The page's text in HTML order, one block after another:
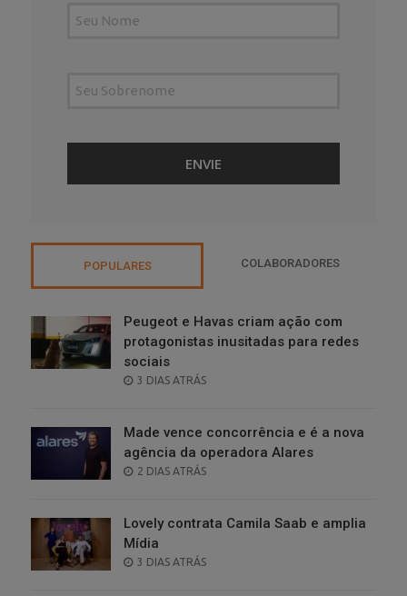
POPULARES COLABORADORES
Peugeot e Havas criam ação com
protagonistas inusitadas para redes
sociais
POSTED
3 DIAS ATRÁS
Made vence concorrência e é a nova
agência da operadora Alares
POSTED
2 DIAS ATRÁS
Lovely contrata Camila Saab e amplia
Mídia
POSTED
3 DIAS ATRÁS